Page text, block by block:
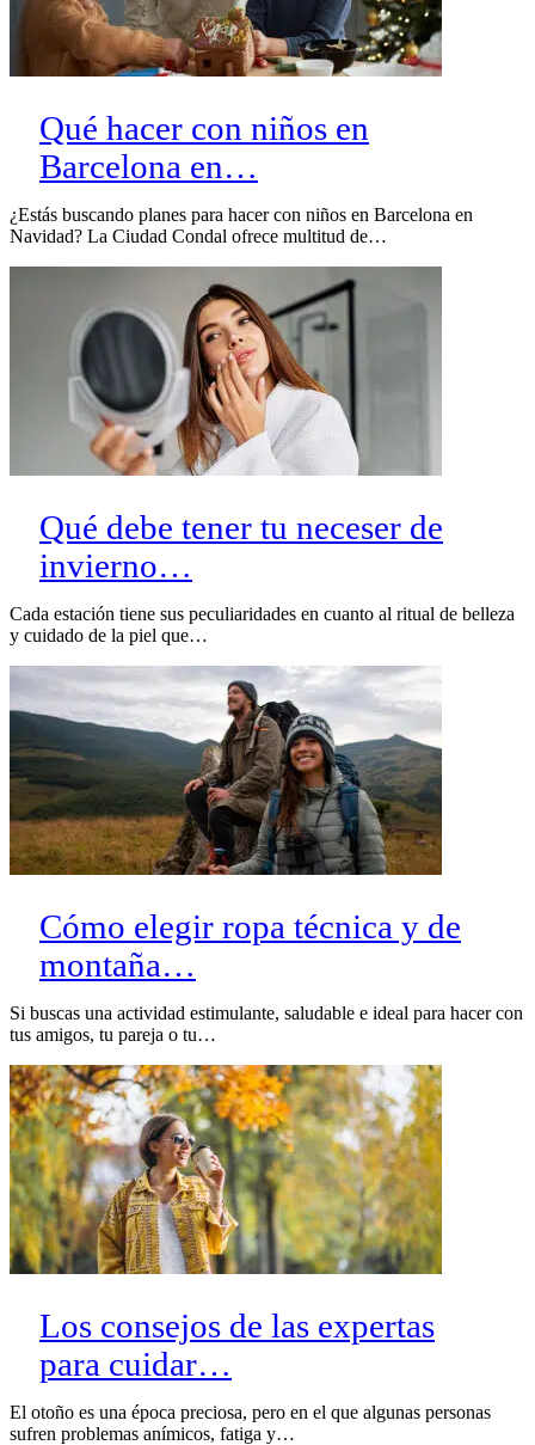
Qué hacer con niños en
Barcelona en…
¿Estás buscando planes para hacer con niños en Barcelona en
Navidad? La Ciudad Condal ofrece multitud de…
Qué debe tener tu neceser de
invierno…
Cada estación tiene sus peculiaridades en cuanto al ritual de belleza
y cuidado de la piel que…
Cómo elegir ropa técnica y de
montaña…
Si buscas una actividad estimulante, saludable e ideal para hacer con
tus amigos, tu pareja o tu…
Los consejos de las expertas
para cuidar…
El otoño es una época preciosa, pero en el que algunas personas
sufren problemas anímicos, fatiga y…